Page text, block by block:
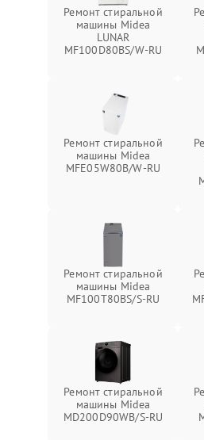
Ремонт стиральной
машины Midea
LUNAR
MF100D80BS/W-RU
Ремонт стиральной
машины Midea
MFE05W80B/W-RU
Ремонт стиральной
машины Midea
MF100T80BS/S-RU
Ремонт стиральной
машины Midea
MD200D90WB/S-RU